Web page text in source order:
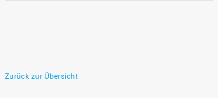
Zurück zur Übersicht